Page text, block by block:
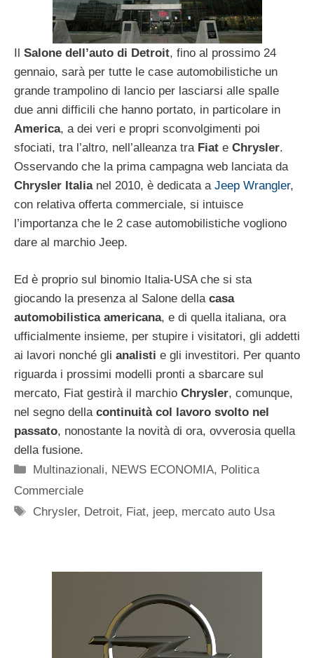
Salone dell’auto di Detroit, fino al prossimo 24
gennaio, sarà per tutte le case automobilistiche un
grande trampolino di lancio per lasciarsi alle spalle
due anni difficili che hanno portato, in particolare in
America, a dei veri e propri sconvolgimenti poi
sfociati, tra l’altro, nell’alleanza tra Fiat e Chrysler.
Osservando che la prima campagna web lanciata da
Chrysler Italianel 2010, è dedicata a Jeep Wrangler,
con relativa offerta commerciale, si intuisce
l’importanza che le 2 case automobilistiche vogliono
dare al marchio Jeep.
Ed è proprio sul binomio Italia-USA che si sta
giocando la presenza al Salone della casa
automobilistica americana, e di quella italiana, ora
ufficialmente insieme, per stupire i visitatori, gli addetti
ai lavori nonché gli analisti e gli investitori. Per quanto
riguarda i prossimi modelli pronti a sbarcare sul
mercato, Fiat gestirà il marchio Chrysler, comunque,
nel segno della continuità col lavoro svolto nel
passato, nonostante la novità di ora, ovverosia quella
della fusione.
Categorie
Multinazionali, NEWS ECONOMIA, Politica
Commerciale
Tag
Chrysler, Detroit, Fiat, jeep, mercato auto Usa